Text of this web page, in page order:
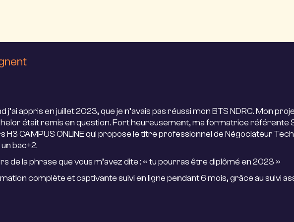
j’ai appris en juillet 2023, que je n’avais pas réussi mon BTS NDRC. Mon
était remis en question. Fort heureusement, ma formatrice référente
H3 CAMPUS ONLINE qui propose le titre professionnel de Négociateur
bac+2.
de la phrase que vous m’avez dite : « tu pourras être diplômé en 2023 »
complète et captivante suivi en ligne pendant 6 mois, grâce au suivi
qu’aux précieux conseils de Rémy, je suis depuis le 28 décembre 2023
Commerciale ». Cette expérience en E-learning restera un souvenir